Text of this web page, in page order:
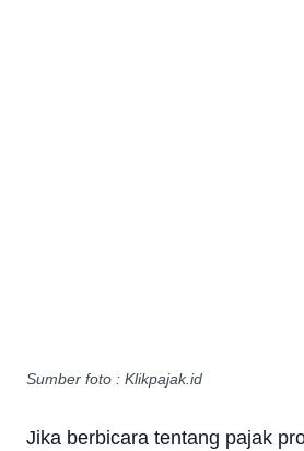
Sumber foto : Klikpajak.id
Jika berbicara tentang pajak